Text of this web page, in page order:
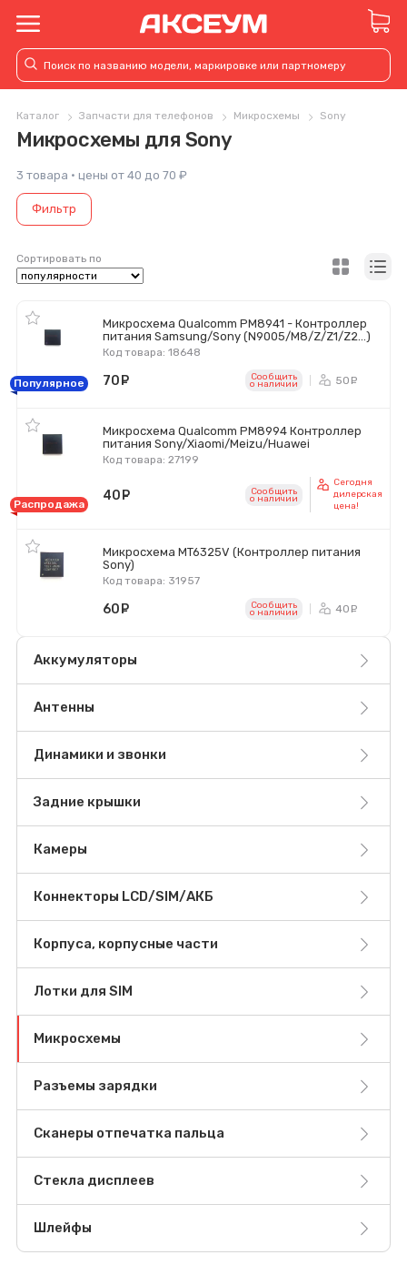
Каталог Запчасти для телефонов Микросхемы Sony
Микросхемы для Sony
3 товара · цены от 40 до 70 ₽
Фильтр
Сортировать по
Микросхема Qualcomm PM8941 - Контроллер
питания Samsung/Sony (N9005/M8/Z/Z1/Z2...)
Код товара: 18648
Популярное 70 Сообщить
o наличии 50
Микросхема Qualcomm PM8994 Контроллер
питания Sony/Xiaomi/Meizu/Huawei
Код товара: 27199
Распродажа
40 Сообщить
o наличии
Сегодня
дилерская
цена!
Микросхема MT6325V (Контроллер питания
Sony)
Код товара: 31957
60 Сообщить
o наличии 40
Аккумуляторы
Антенны
Динамики и звонки
Задние крышки
Камеры
Коннекторы LCD/SIM/АКБ
Корпуса, корпусные части
Лотки для SIM
Микросхемы
Разъемы зарядки
Сканеры отпечатка пальца
Стекла дисплеев
Шлейфы